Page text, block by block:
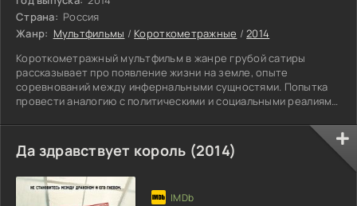
Страна: Россия
Жанр: Мультфильмы / Короткометражные /2014
Короткометражный мультфильм в жанре грубой сатиры
рассказывает про появление жизни на земле, опыте
соревнований между инфернальными сущностями. Попытка
провести аналогию с политическими и социальными реалиями
Простая манера графики и белый задний фон выбраны не
случайно. Суть того, что хотят сказать авторы, проста на
первый взгляд. Но вдумавшись в сказанное, становится
тяжелую тему
Да здравствует король (2014)